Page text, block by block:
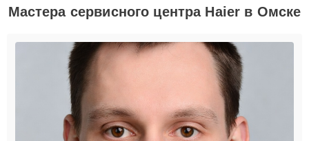
Мастера сервисного центра Haier в Омске